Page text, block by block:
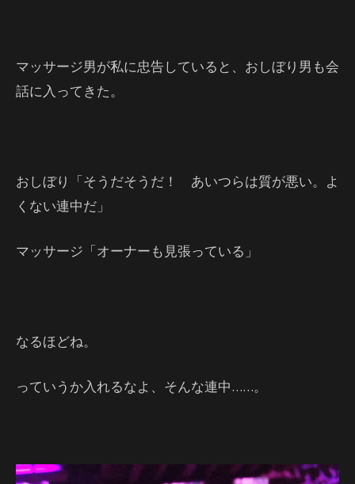
マッサージ男が私に忠告していると、おしぼり男も会
話に入ってきた。
おしぼり「そうだそうだ！ あいつらは質が悪い。よ
くない連中だ」
マッサージ「オーナーも見張っている」
なるほどね。
っていうか入れるなよ、そんな連中……。